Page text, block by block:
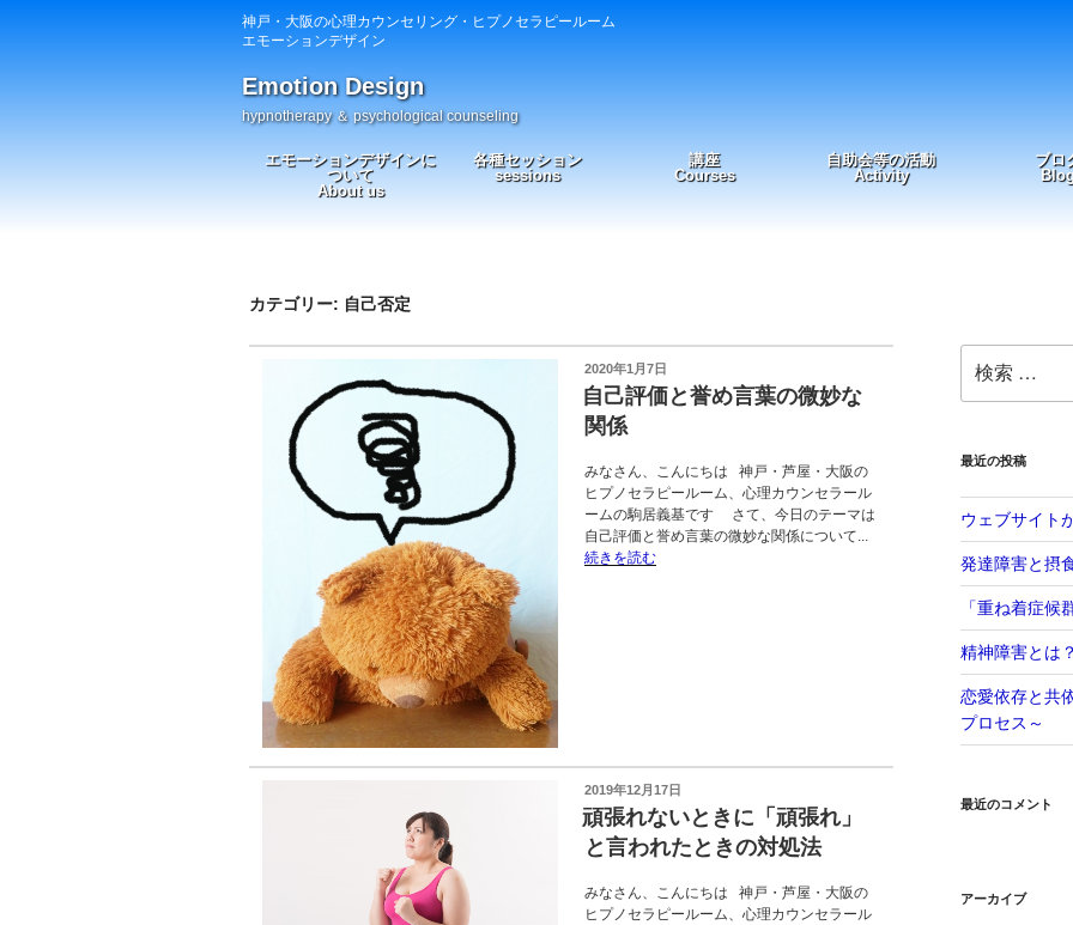
神戸・大阪の心理カウンセリング・ヒプノセラピールーム
エモーションデザイン
Emotion Design
hypnotherapy ＆ psychological counseling
エモーションデザインに
ついて
About us
各種セッション
sessions
講座
Courses
自助会等の活動
Activity
ブロ
カテゴリー: 自己否定
投
稿
日:
2020年1月7日
自己評価と誉め言葉の微妙な
関係
みなさん、こんにちは 神戸・芦屋・大阪の
ヒプノセラピールーム、心理カウンセラール
ームの駒居義基です さて、今日のテーマは
自己評価と誉め言葉の微妙な関係について...
続きを読む
投
稿
日:
2019年12月17日
頑張れないときに「頑張れ」
と言われたときの対処法
みなさん、こんにちは 神戸・芦屋・大阪の
ヒプノセラピールーム、心理カウンセラール
索:
最近の投稿
ウェブサイト
発達障害と摂
「重ね着症候
精神障害とは？
恋愛依存と共
プロセス～
最近のコメント
アーカイブ